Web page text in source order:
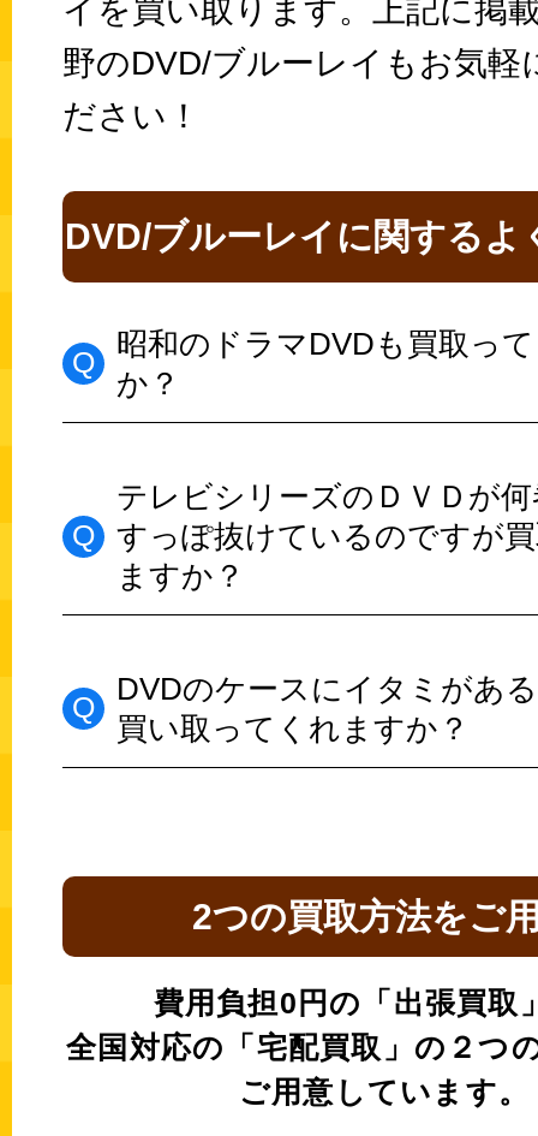
イを買い取ります。上記に掲
野のDVD/ブルーレイもお気軽
ださい！
DVD/ブルーレイに関するよ
昭和のドラマDVDも買取っ
か？
テレビシリーズのＤＶＤが
すっぽ抜けているのですが
ますか？
DVDのケースにイタミがあ
買い取ってくれますか？
2つの買取方法をご
費用負担0円の「出張買取
全国対応の「宅配買取」の ２つ
ご用意しています。